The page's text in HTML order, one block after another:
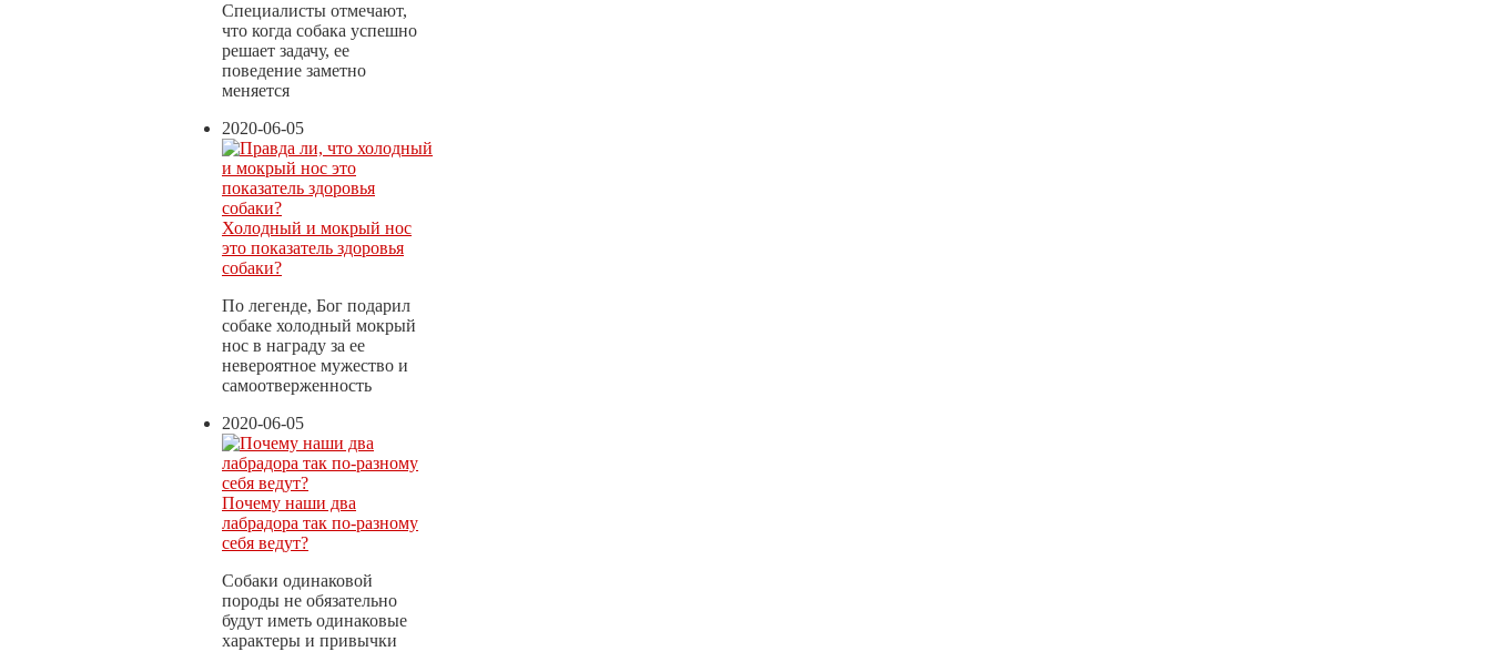
Специалисты отмечают,
что когда собака успешно
решает задачу, ее
поведение заметно
меняется
2020-06-05
Холодный и мокрый нос
это показатель здоровья
собаки?
По легенде, Бог подарил
собаке холодный мокрый
нос в награду за ее
невероятное мужество и
самоотверженность
2020-06-05
Почему наши два
лабрадора так по-разному
себя ведут?
Собаки одинаковой
породы не обязательно
будут иметь одинаковые
характеры и привычки